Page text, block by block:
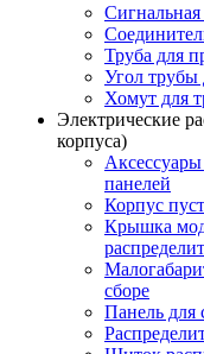
Сигнальная
Труба для
Угол трубы
Хомут для
Электрические
корпуса)
панелей
Корпус
Крышка
сборе
Панель для